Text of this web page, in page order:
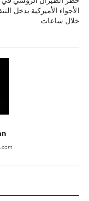
الأجواء الأميركية يدخل
خلال ساعات